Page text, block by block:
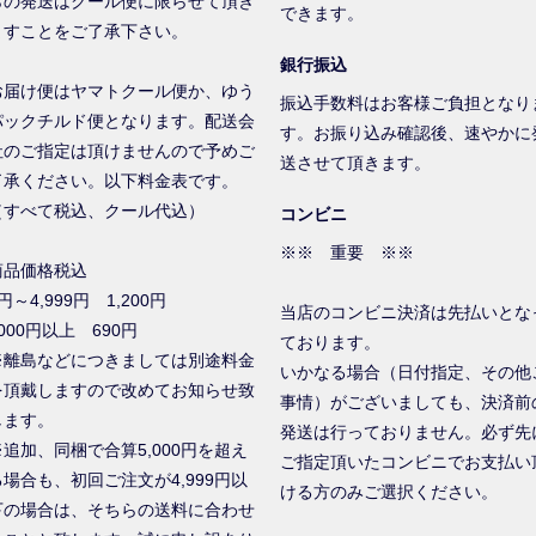
ことをご了承下さい。
届け便はヤマトクール便か、ゆう
ックチルド便となります。配送会
のご指定は頂けませんので予めご
ください。以下料金表です。
べて税込、クール代込）
品価格税込
～4,999円 1,200円
円以上 690円
島などにつきましては別途料金
頂戴しますので改めてお知らせ致
す。
加、同梱で合算5,000円を超え
場合も、初回ご注文が4,999円以
の場合は、そちらの送料に合わせ
できます。
銀行振込
振込手数料はお客様ご負担となり
す。お振り込み確認後、速やかに
送させて頂きます。
コンビニ
※※ 重要 ※※
当店のコンビニ決済は先払いとな
ております。
いかなる場合（日付指定、その他
事情）がございましても、決済前
発送は行っておりません。必ず先
ご指定頂いたコンビニでお支払い
ける方のみご選択ください。